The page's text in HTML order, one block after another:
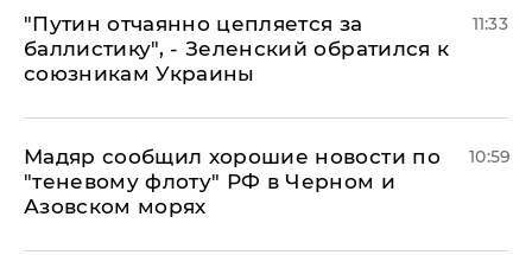
"Путин отчаянно цепляется за
баллистику", - Зеленский обратился к
союзникам Украины
11:33
Мадяр сообщил хорошие новости по
"теневому флоту" РФ в Черном и
Азовском морях
10:59